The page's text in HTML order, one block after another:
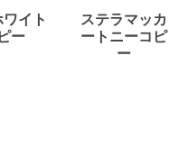
イト
ー
ステラマッカ
ートニーコピ
ー